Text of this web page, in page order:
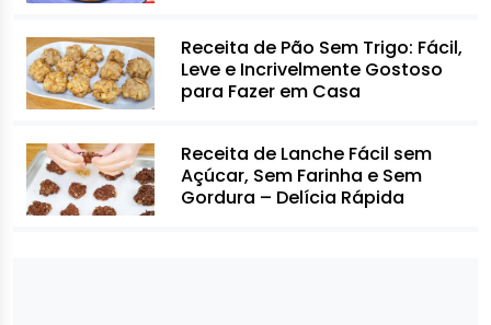
Receita de Pão Sem Trigo: Fácil,
Leve e Incrivelmente Gostoso
para Fazer em Casa
Receita de Lanche Fácil sem
Açúcar, Sem Farinha e Sem
Gordura – Delícia Rápida